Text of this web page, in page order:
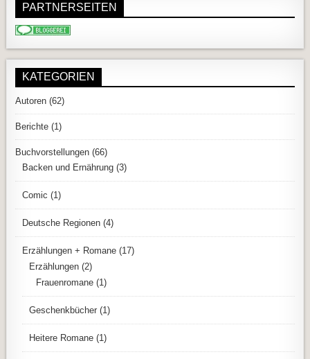
PARTNERSEITEN
KATEGORIEN
Autoren (62)
Berichte (1)
Buchvorstellungen (66)
Backen und Ernährung (3)
Comic (1)
Deutsche Regionen (4)
Erzählungen + Romane (17)
Erzählungen (2)
Frauenromane (1)
Geschenkbücher (1)
Heitere Romane (1)